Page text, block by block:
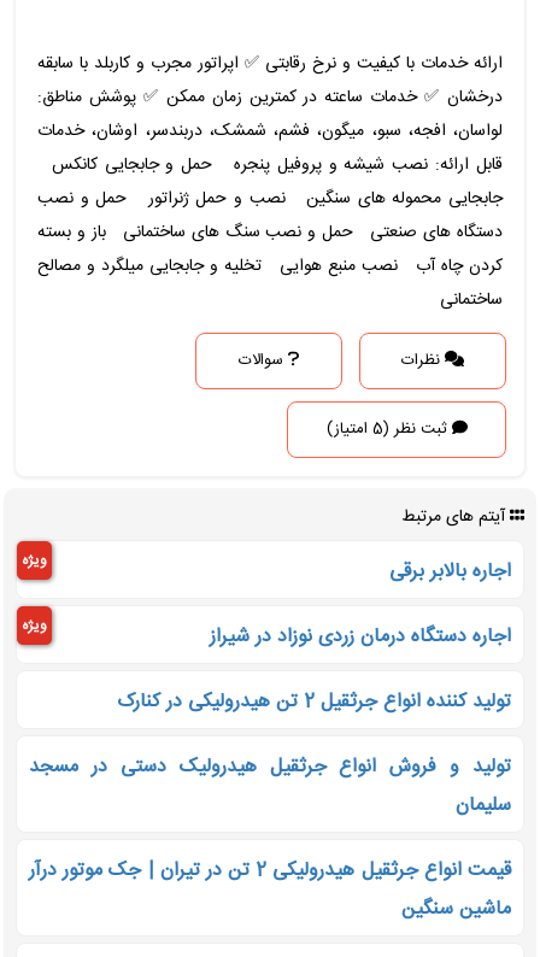
ارائه خدمات با کیفیت و نرخ رقابتی ✅ اپراتور مجرب و کاربلد با سابقه
درخشان ✅ خدمات ساعته در کمترین زمان ممکن ✅ پوشش مناطق:
لواسان، افجه، سبو، میگون، فشم، شمشک، دربندسر، اوشان، خدمات
قابل ارائه: نصب شیشه و پروفیل پنجره حمل و جابجایی کانکس
جابجایی محموله های سنگین نصب و حمل ژنراتور حمل و نصب
دستگاه های صنعتی حمل و نصب سنگ های ساختمانی باز و بسته
کردن چاه آب نصب منبع هوایی تخلیه و جابجایی میلگرد و مصالح
ساختمانی
نظرات سوالات
ثبت نظر (5 امتیاز)
آیتم های مرتبط
اجاره بالابر برقی ویژه
اجاره دستگاه درمان زردی نوزاد در شیراز ویژه
تولید کننده انواع جرثقیل 2 تن هیدرولیکی در کنارک
تولید و فروش انواع جرثقیل هیدرولیک دستی در مسجد
سلیمان
قیمت انواع جرثقیل هیدرولیکی 2 تن در تیران | جک موتور درآر
ماشین سنگین